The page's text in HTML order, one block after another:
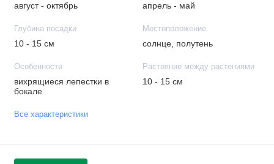
август - октябрь апрель - май
Глубина посадки
10 - 15 см
Местоположение
солнце, полутень
Особенности
вихрящиеся лепестки в
бокале
Растояние между растениями
10 - 15 см
Все характеристики